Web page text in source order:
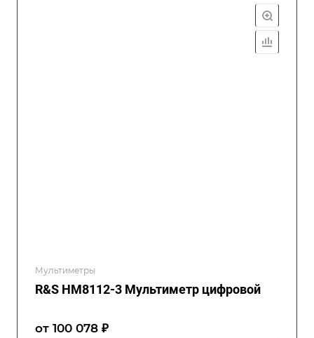
Мультиметры
R&S HM8112-3 Мультиметр цифровой
от 100 078 ₽